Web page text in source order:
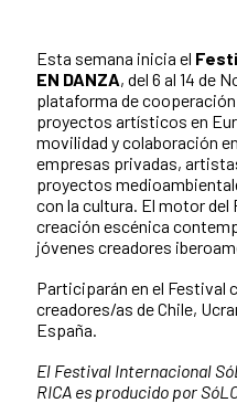
Esta semana inicia el
EN DANZA, del 6 al 14 de
plataforma de
proyectos artísticos en
movilidad y colaboración
empresas privadas,
proyectos
con la cultura. El motor del
creación escénica
jóvenes creadores
Participarán en el Festival
creadores/as de Chile,
España.
El Festival Internacional
RICA es producido por